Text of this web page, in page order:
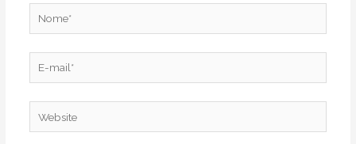
E-
mail*
Website